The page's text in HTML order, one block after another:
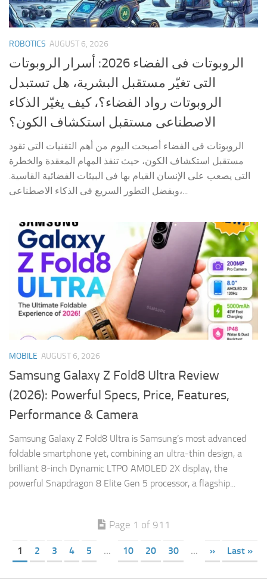
ROBOTICS AUGUST 6, 2026
الروبوتات فى الفضاء 2026: أسرار الروبوتات
التى تغيّر مستقبل البشرية، هل تستبدل
الروبوتات رواد الفضاء؟، كيف يغيّر الذكاء
الاصطناعى مستقبل استكشاف الكون؟
الروبوتات فى الفضاء أصبحت اليوم من أهم التقنيات التى تقود
مستقبل استكشاف الكون، حيث تنفذ المهام المعقدة والخطرة
التى يصعب على الإنسان القيام بها فى البيئات الفضائية القاسية.
وبفضل التطور السريع فى الذكاء الاصطناعى،...
MOBILE AUGUST 6, 2026
Samsung Galaxy Z Fold8 Ultra Review
(2026): Powerful Specs, Price, Features,
Performance & Camera
Samsung Galaxy Z Fold8 Ultra is Samsung’s most advanced
foldable smartphone yet, combining an ultra-thin design, a
brilliant 8-inch Dynamic LTPO AMOLED 2X display, the
powerful Snapdragon 8 Elite Gen 5 processor, a flagship...
Page 1 of 911
1 2 3 4 5 ... 10 20 30 ... » Last »